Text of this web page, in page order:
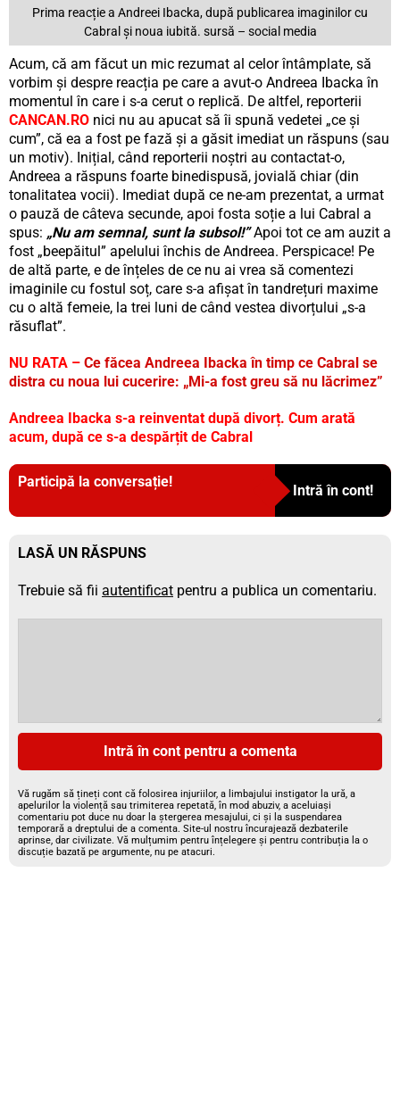
Prima reacție a Andreei Ibacka, după publicarea imaginilor cu
Cabral și noua iubită. sursă – social media
Acum, că am făcut un mic rezumat al celor întâmplate, să
vorbim și despre reacția pe care a avut-o Andreea Ibacka în
momentul în care i s-a cerut o replică. De altfel, reporterii
CANCAN.RO nici nu au apucat să îi spună vedetei „ce și
cum”, că ea a fost pe fază și a găsit imediat un răspuns (sau
un motiv). Inițial, când reporterii noștri au contactat-o,
Andreea a răspuns foarte binedispusă, jovială chiar (din
tonalitatea vocii). Imediat după ce ne-am prezentat, a urmat
o pauză de câteva secunde, apoi fosta soție a lui Cabral a
spus: „Nu am semnal, sunt la subsol!”Apoi tot ce am auzit a
fost „beepăitul” apelului închis de Andreea. Perspicace! Pe
de altă parte, e de înțeles de ce nu ai vrea să comentezi
imaginile cu fostul soț, care s-a afișat în tandrețuri maxime
cu o altă femeie, la trei luni de când vestea divorțului „s-a
răsuflat”.
NU RATA – Ce făcea Andreea Ibacka în timp ce Cabral se
distra cu noua lui cucerire: „Mi-a fost greu să nu lăcrimez”
Andreea Ibacka s-a reinventat după divorț. Cum arată
acum, după ce s-a despărțit de Cabral
Participă la conversație!
Intră în cont!
LASĂ UN RĂSPUNS
Trebuie să fii autentificat pentru a publica un comentariu.
Intră în cont pentru a comenta
Vă rugăm să țineți cont că folosirea injuriilor, a limbajului instigator la ură, a
apelurilor la violență sau trimiterea repetată, în mod abuziv, a aceluiași
comentariu pot duce nu doar la ștergerea mesajului, ci și la suspendarea
temporară a dreptului de a comenta. Site-ul nostru încurajează dezbaterile
aprinse, dar civilizate. Vă mulțumim pentru înțelegere și pentru contribuția la o
discuție bazată pe argumente, nu pe atacuri.